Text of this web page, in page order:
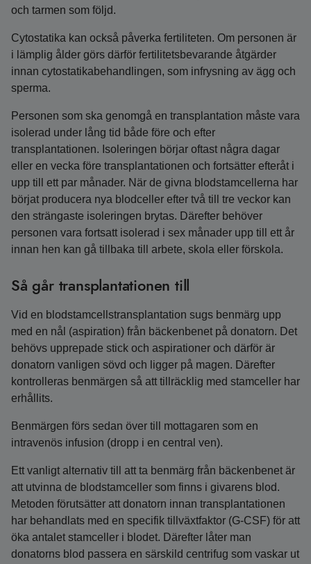
och tarmen som följd.
Cytostatika kan också påverka fertiliteten. Om personen är
i lämplig ålder görs därför fertilitetsbevarande åtgärder
innan cytostatikabehandlingen, som infrysning av ägg och
sperma.
Personen som ska genomgå en transplantation måste vara
isolerad under lång tid både före och efter
transplantationen. Isoleringen börjar oftast några dagar
eller en vecka före transplantationen och fortsätter efteråt i
upp till ett par månader. När de givna blodstamcellerna har
börjat producera nya blodceller efter två till tre veckor kan
den strängaste isoleringen brytas. Därefter behöver
personen vara fortsatt isolerad i sex månader upp till ett år
innan hen kan gå tillbaka till arbete, skola eller förskola.
Så går transplantationen till
Vid en blodstamcellstransplantation sugs benmärg upp
med en nål (aspiration) från bäckenbenet på donatorn. Det
behövs upprepade stick och aspirationer och därför är
donatorn vanligen sövd och ligger på magen. Därefter
kontrolleras benmärgen så att tillräcklig med stamceller har
erhållits.
Benmärgen förs sedan över till mottagaren som en
intravenös infusion (dropp i en central ven).
Ett vanligt alternativ till att ta benmärg från bäckenbenet är
att utvinna de blodstamceller som finns i givarens blod.
Metoden förutsätter att donatorn innan transplantationen
har behandlats med en specifik tillväxtfaktor (G-CSF) för att
öka antalet stamceller i blodet. Därefter låter man
donatorns blod passera en särskild centrifug som vaskar ut